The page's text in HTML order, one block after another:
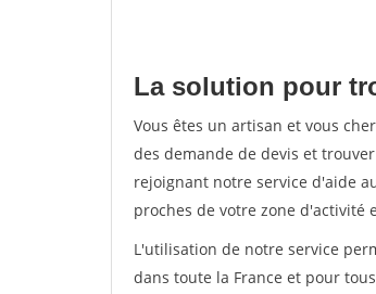
La solution pour
Vous êtes un artisan et vous
des demande de devis et
rejoignant notre service d'aide
proches de votre zone
L'utilisation de notre service
dans toute la France et pour